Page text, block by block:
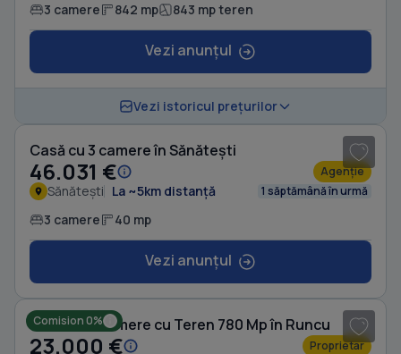
3 camere 842 mp 843 mp teren
Vezi anunțul
Vezi istoricul prețurilor
Casă cu 3 camere în Sănătești
46.031 € Agenție
Sănătești La ~5km distanță 1 săptămână în urmă
3 camere 40 mp
Vezi anunțul
Comision 0%
Casă cu 3 camere cu Teren 780 Mp în Runcu
23.000 € Proprietar